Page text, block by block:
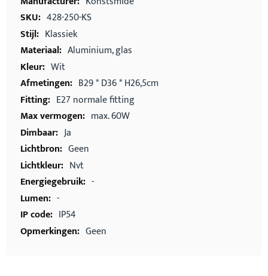
informatie428-250-KS
Klassiek
Aluminium, glas
Wit
B29 * D36 * H26,5cm
E27 normale fitting
max. 60W
Ja
Geen
Nvt
-
-
IP54
Geen